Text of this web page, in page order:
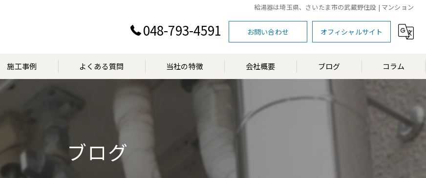
給湯器は埼玉県、さいたま市の武蔵野住設 | マンション
048-793-4591 お問い合わせ オフィシャルサイト
施工事例 よくある質問 当社の特徴 会社概要 ブログ コラム
ブログ